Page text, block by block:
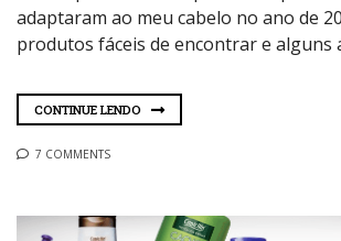
adaptaram ao meu cabelo no ano de
produtos fáceis de encontrar e alguns
CONTINUE LENDO
7 COMMENTS